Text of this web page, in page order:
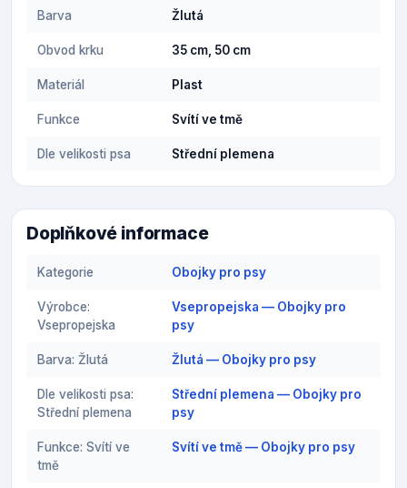
Barva Žlutá
Obvod krku 35 cm, 50 cm
Materiál Plast
Funkce Svítí ve tmě
Dle velikosti psa Střední plemena
Doplňkové informace
Kategorie Obojky pro psy
Výrobce:
Vsepropejska
Vsepropejska — Obojky pro
psy
Barva: Žlutá Žlutá — Obojky pro psy
Dle velikosti psa:
Střední plemena
Střední plemena — Obojky pro
psy
Funkce: Svítí ve
tmě
Svítí ve tmě — Obojky pro psy